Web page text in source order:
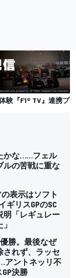
験『F1® TV』連携プ
かな……フェル
ルの苦戦に重な
表示はソフト
ギリスGPのSC
明「レギュレー
勝。最後なぜ
されず、ラッセ
アントネッリ不
決勝